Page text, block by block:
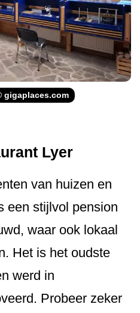
gigaplaces.com
Lyer
van huizen en
een stijlvol pension
waar ook lokaal
Het is het oudste
werd in
Probeer zeker